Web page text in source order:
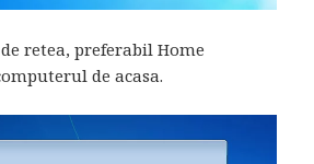
retea, preferabil Home
de acasa.